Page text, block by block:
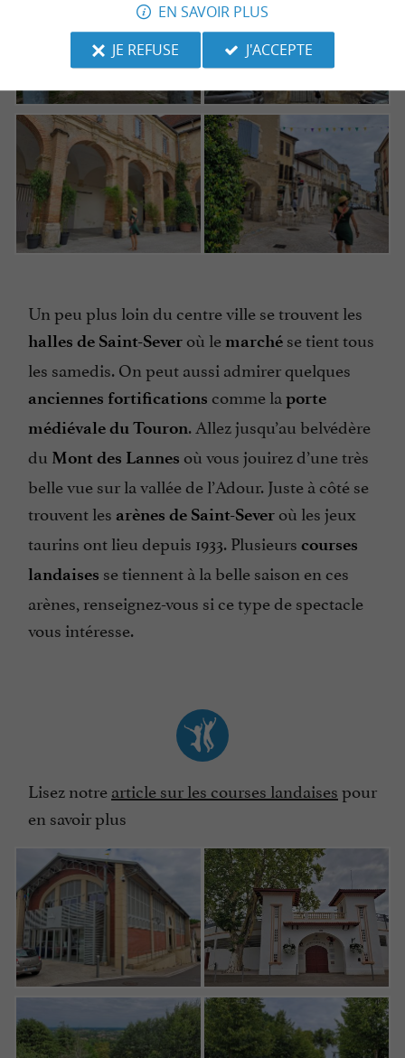
Un peu plus loin du centre ville se trouvent les
halles de Saint-Sever où le marché se tient tous
les samedis. On peut aussi admirer quelques
anciennes fortifications comme la porte
médiévale du Touron. Allez jusqu’au belvédère
du Mont des Lannes où vous jouirez d’une très
belle vue sur la vallée de l’Adour. Juste à côté se
trouvent les arènes de Saint-Sever où les jeux
taurins ont lieu depuis 1933. Plusieurs courses
landaises se tiennent à la belle saison en ces
arènes, renseignez-vous si ce type de spectacle
vous intéresse.
Lisez notrearticle sur les courses landaisespour
en savoir plus
EN SAVOIR PLUS
JE REFUSE
J'ACCEPTE